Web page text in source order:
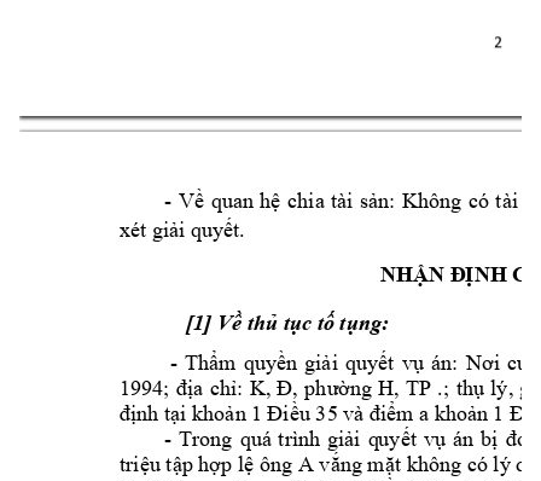
2
- Về quan hệ chia tài sản: Không có tài
xét giải quyết.
NHẬN ĐỊNH
[1] Về thủ tục tố tụng:
- Thẩm quyền giải quyết vụ án: Nơi cư
1994; địa chỉ: K, Đ, phường H, TP .; thụ lý,
định tại khoản 1 Điều 35 và điểm a khoản 1
- Trong quá trình giải quyết vụ án bị
triệu tập hợp lệ ông A vắng mặt không có lý